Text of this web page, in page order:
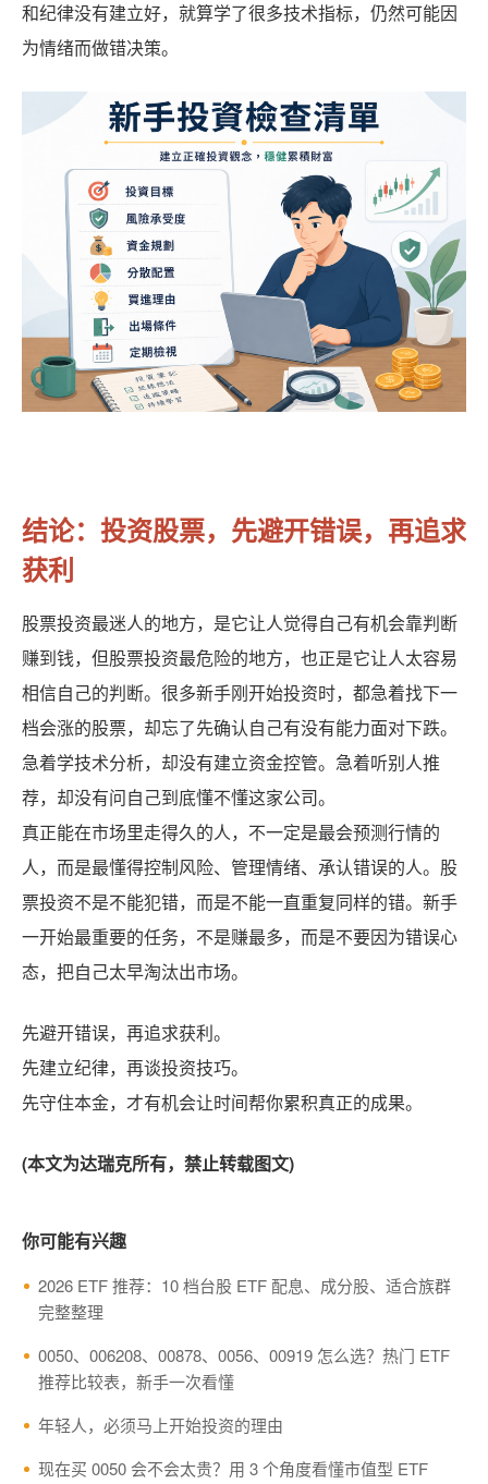
和纪律没有建立好，就算学了很多技术指标，仍然可能因
为情绪而做错决策。
结论：投资股票，先避开错误，再追求
获利
股票投资最迷人的地方，是它让人觉得自己有机会靠判断
赚到钱，但股票投资最危险的地方，也正是它让人太容易
相信自己的判断。很多新手刚开始投资时，都急着找下一
档会涨的股票，却忘了先确认自己有没有能力面对下跌。
急着学技术分析，却没有建立资金控管。急着听别人推
荐，却没有问自己到底懂不懂这家公司。
真正能在市场里走得久的人，不一定是最会预测行情的
人，而是最懂得控制风险、管理情绪、承认错误的人。股
票投资不是不能犯错，而是不能一直重复同样的错。新手
一开始最重要的任务，不是赚最多，而是不要因为错误心
态，把自己太早淘汰出市场。
先避开错误，再追求获利。
先建立纪律，再谈投资技巧。
先守住本金，才有机会让时间帮你累积真正的成果。
(本文为达瑞克所有，禁止转载图文)
你可能有兴趣
2026 ETF 推荐：10 档台股 ETF 配息、成分股、适合族群
完整整理
0050、006208、00878、0056、00919 怎么选？热门 ETF
推荐比较表，新手一次看懂
年轻人，必须马上开始投资的理由
现在买 0050 会不会太贵？用 3 个角度看懂市值型 ETF